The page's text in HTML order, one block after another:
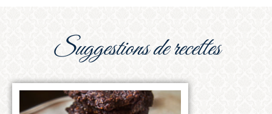
suggestions de recettes